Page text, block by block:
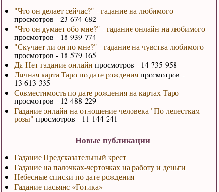
"Что он делает сейчас?" - гадание на любимого
просмотров - 23 674 682
"Что он думает обо мне?" - гадание онлайн на любимого
просмотров - 18 939 774
"Скучает ли он по мне?" - гадание на чувства любимого
просмотров - 18 579 165
Да-Нет гадание онлайн просмотров - 14 735 958
Личная карта Таро по дате рожденияпросмотров -
13 613 335
Совместимость по дате рождения на картах Таро
просмотров - 12 488 229
Гадание онлайн на отношение человека "По лепесткам
розы" просмотров - 11 144 241
Новые публикации
Гадание Предсказательный крест
Гадание на палочках-черточках на работу и деньги
Небесные списки по дате рождения
Гадание-пасьянс «Готика»